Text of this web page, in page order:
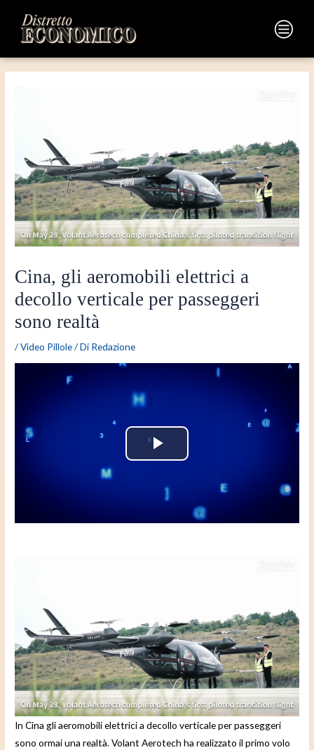
contenuto
Main
Menu
Cina, gli aeromobili elettrici a
decollo verticale per passeggeri
sono realtà
/Video Pillole/ Di Redazione
P
a
i
d
e
o
In Cina gli aeromobili elettrici a decollo verticale per passeggeri
sono ormai una realtà. Volant Aerotech ha realizzato il primo volo
articoli